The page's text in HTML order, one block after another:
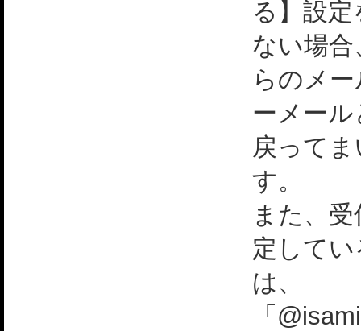
る】設
ない場
らのメ
ーメー
戻って
す。
また、
定して
は、
「